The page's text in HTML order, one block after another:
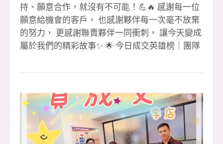
持、願意合作，就沒有不可能！💪🔥 感謝每一位
願意給機會的客戶， 也感謝夥伴每一次毫不放棄
的努力， 更感謝聯賣夥伴一同衝刺， 讓今天變成
屬於我們的精彩故事✨ 🌟 今日成交英雄榜｜團隊
雅 🎉 珮愉 🎉（領袖店） 2 簽（聯賣）👉 淑惠經
👏👏 這是一場真正的團隊戰， 彼此補位、彼此成
就、彼此相挺， 才能創造出一日連環炮的震撼
力！ 🔥 感謝最強聯賣軍團全力支援 #感謝聯賣領
袖店劉店 &amp; 彥誼副理共創佳績 #112年勇奪大